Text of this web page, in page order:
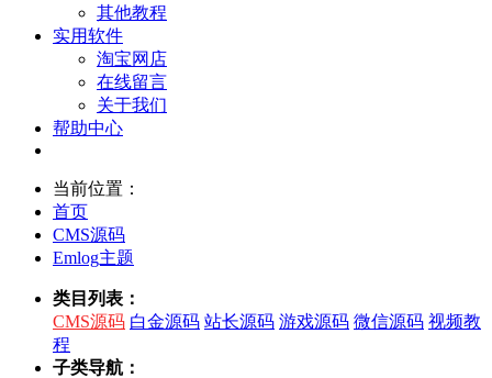
其他教程
实用软件
淘宝网店
在线留言
关于我们
帮助中心
当前位置：
首页
CMS源码
Emlog主题
类目列表：
CMS源码 白金源码 站长源码 游戏源码 微信源码 视频教
程
子类导航：